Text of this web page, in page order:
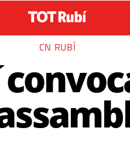
CN RUBÍ